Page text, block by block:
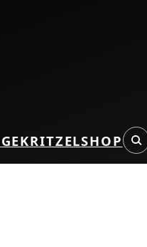
GEKRITZELSHOP